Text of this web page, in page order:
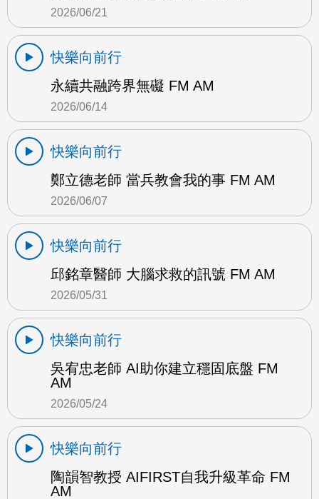
2026/06/21
快樂向前行
永續共融跨界無礙 FM AM
2026/06/14
快樂向前行
鄭立德老師 當兵教會我的事 FM AM
2026/06/07
快樂向前行
邱銘章醫師 大腦求救的訊號 FM AM
2026/05/31
快樂向前行
吳宥忠老師 AI助你建立穩固底盤 FM
AM
2026/05/24
快樂向前行
陶韻智教授 AIFIRST自我升級革命 FM
AM